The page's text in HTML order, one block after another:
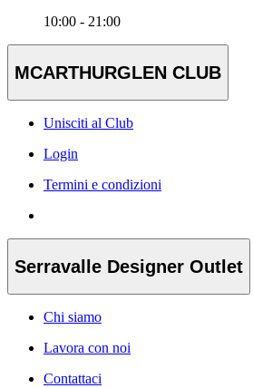
10:00 - 21:00
MCARTHURGLEN CLUB
Unisciti al Club
Login
Termini e condizioni
Serravalle Designer Outlet
Chi siamo
Lavora con noi
Contattaci